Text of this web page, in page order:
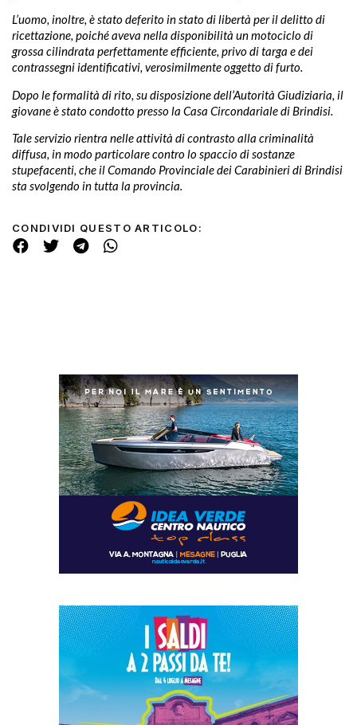
L’uomo, inoltre, è stato deferito in stato di libertà per il delitto di
ricettazione, poiché aveva nella disponibilità un motociclo di
grossa cilindrata perfettamente efficiente, privo di targa e dei
contrassegni identificativi, verosimilmente oggetto di furto.
Dopo le formalità di rito, su disposizione dell’Autorità Giudiziaria, il
giovane è stato condotto presso la Casa Circondariale di Brindisi.
Tale servizio rientra nelle attività di contrasto alla criminalità
diffusa, in modo particolare contro lo spaccio di sostanze
stupefacenti, che il Comando Provinciale dei Carabinieri di Brindisi
sta svolgendo in tutta la provincia.
CONDIVIDI QUESTO ARTICOLO: